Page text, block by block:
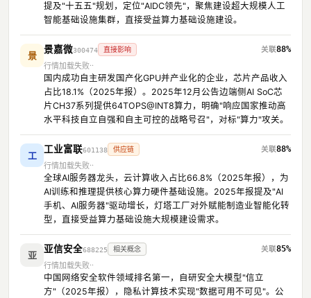
提及"十五五"规划，定位"AIDC领先"，聚焦建设超大规模人工
智能基础设施集群，直接受益算力基础设施建设。
景
景嘉微300474 直接影响
88%
行情加载失败
国内成功自主研发国产化GPU并产业化的企业，芯片产品收入
占比18.1%（2025年报）。2025年12月公告边端侧AI SoC芯
片CH37系列提供64TOPS@INT8算力，明确"响应国家推动高
水平科技自立自强和自主可控的战略号召"，对标"算力"攻关。
工
工业富联601138 供应链
88%
行情加载失败
全球AI服务器龙头，云计算收入占比66.8%（2025年报），为
AI训练和推理提供核心算力硬件基础设施。2025年报提及"AI
手机、AI服务器"驱动增长，灯塔工厂对外赋能制造业智能化转
型，直接受益算力基础设施大规模建设需求。
亚
亚信安全688225 相关概念
85%
行情加载失败
中国网络安全软件领域排名第一，自研安全大模型"信立
方"（2025年报），隐私计算技术实现"数据可用不可见"。公